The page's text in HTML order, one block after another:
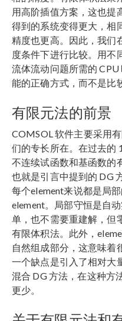
用高阶插值方案，这也提
得到的系统变得更大，相
精度也更高。因此，我们
度条件下进行比较。用不
流体流动问题所需的
能的正确方式，而不是比
有限元法的前景
COMSOL 软件主要采用
们的专长所在。在过去的
不连续试函数和基函数的
也就是引言中提到的 DG
每个element来说都是局
element。局部守恒是自
单，也不需要重建解，但
有限体积法。此外，
自然组成部分，这意味着
一个缺点是引入了相对大
混合 DG 方法，在这种方
更少。